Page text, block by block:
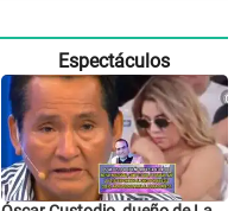
Espectáculos